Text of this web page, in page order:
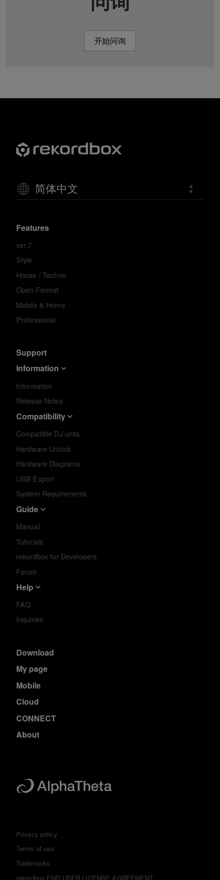
开始问询
简体中文
Features
ver.7
Style
House / Techno
Open Format
Mobile & Home
Professional
Support
Information
Information
Release Notes
Compatibility
Compatible DJ units
Hardware Unlock
Hardware Diagrams
USB Export
System Requirements
Guide
Manual
Tutorials
rekordbox for Developers
Forum
Help
FAQ
Inquiries
Download
My page
Mobile
Cloud
CONNECT
About
Privacy policy
Terms of use
Trademarks
rekordbox END USER LICENSE AGREEMENT